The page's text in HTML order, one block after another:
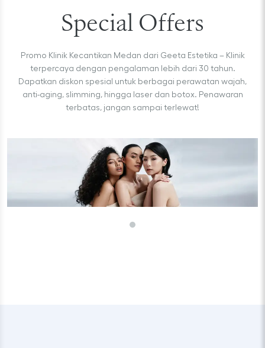
Special Offers
Promo Klinik Kecantikan Medan dari Geeta Estetika – Klinik
terpercaya dengan pengalaman lebih dari 30 tahun.
Dapatkan diskon spesial untuk berbagai perawatan wajah,
anti-aging, slimming, hingga laser dan botox. Penawaran
terbatas, jangan sampai terlewat!